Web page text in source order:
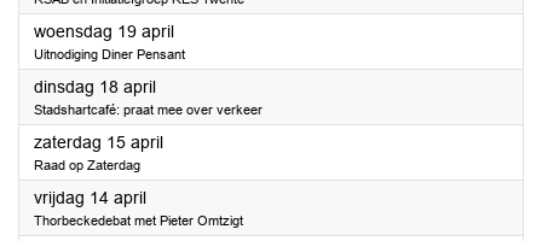
woensdag 19 april2023
Uitnodiging Diner Pensant
dinsdag 18 april2023
Stadshartcafé: praat mee over verkeer
zaterdag 15 april2023
Raad op Zaterdag
vrijdag 14 april2023
Thorbeckedebat met Pieter Omtzigt